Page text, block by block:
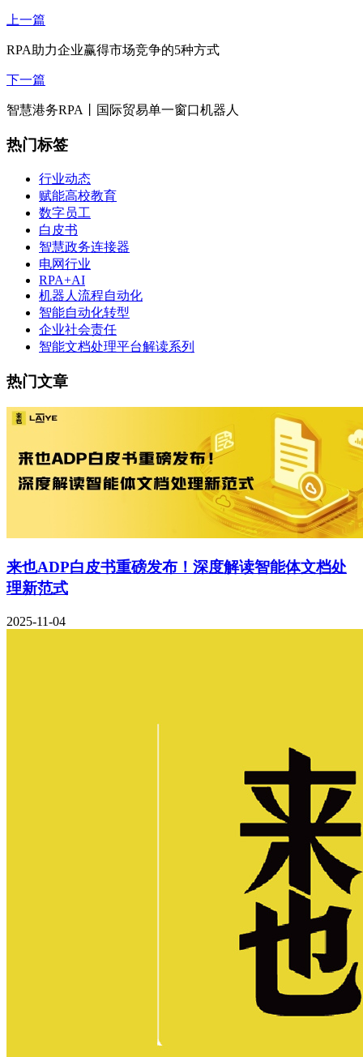
上一篇
RPA助力企业赢得市场竞争的5种方式
下一篇
智慧港务RPA丨国际贸易单一窗口机器人
热门标签
行业动态
赋能高校教育
数字员工
白皮书
智慧政务连接器
电网行业
RPA+AI
机器人流程自动化
智能自动化转型
企业社会责任
智能文档处理平台解读系列
热门文章
来也ADP白皮书重磅发布！深度解读智能体文档处
理新范式
2025-11-04